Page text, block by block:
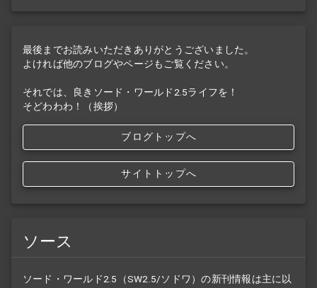
最後までお読みいただきありがとうございました。
よければ他のブログやページもご覧ください。
それでは、良きソード・ワールド2.5ライフを！
そどわわわ！（挨拶）
ブログトップへ
サイトトップへ
ソース
ソード・ワールド2.5（SW2.5/ソドワ）の新刊情報は主に以